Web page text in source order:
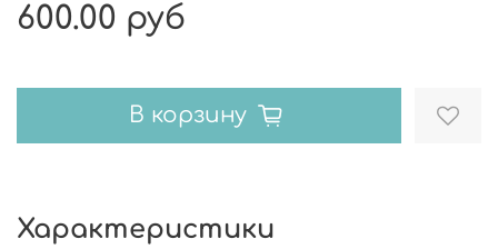
600.00 руб
В корзину
Характеристики